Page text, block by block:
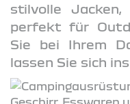
stilvolle Jacken,
perfekt für
Sie bei Ihrem
lassen Sie sich